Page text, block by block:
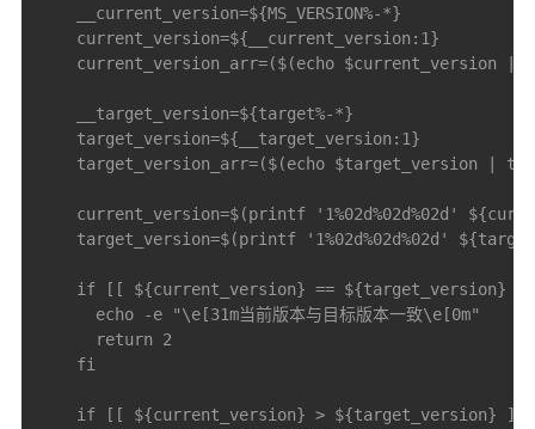
    __current_version=${MS_VERSION%-*}
    current_version=${__current_version:1}
current_version_arr=($(echo $current_version |
    __target_version=${target%-*}
    target_version=${__target_version:1}
target_version_arr=($(echo $target_version | tr
current_version=$(printf '1%02d%02d%02d'
target_version=$(printf '1%02d%02d%02d'
if [[ ${current_version} == ${target_version}
      echo -e "\e[31m当前版本与目标版本一致\e[0m"
      return 2
    fi
if [[ ${current_version} > ${target_version}